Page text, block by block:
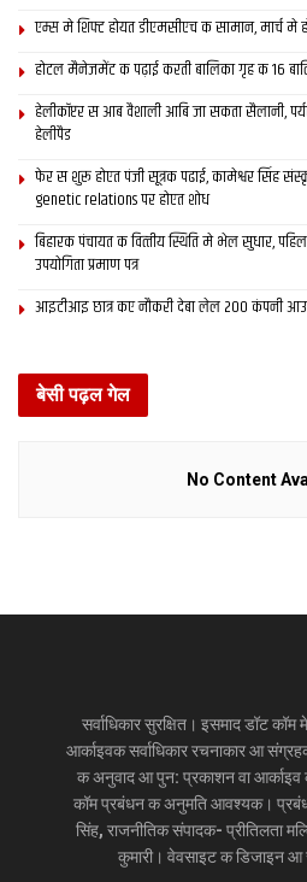
एम्स मे शिफ्ट होयत डीएमसीएच क सामान, मार्च मे
होटल मैनेजमेंट क पढ़ाई करती बालिका गृह क 16
हेलीकॉप्टर स आब वैशाली आबि जा सकता सैलानी,
हेलीपैड
फेर स शुरू होएत पंजी सूत्रक पढाई, कामेश्वर सिंह
genetic relations पर होएत शोध
बिहारक पंचायत क वित्‍तीय स्थिति मे भेल सुधार,
उपयोगिता प्रमाण पत्र
आइटीआइ छात्र कए नौकरी देबा लेल 200 कंपनी आउत
बेसी पढ़ल गेल
No Content
सर्वाधिकार सुरक्षित। इसमाद डॉट
आर्काइवक सर्वाधिकार रचनाकार आ
क अनुवाद आ पुन: प्रकाशन वा
कॉम प्रबंधन क अनुमति आवश्यक।
सिंह, राजनीतिक संपादक- प्रीतिलता
कुमारी। वेवसाइट क डिजाइन